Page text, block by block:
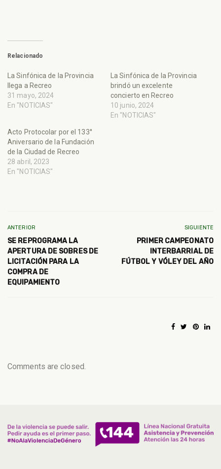
Relacionado
La Sinfónica de la Provincia
llega a Recreo
31 mayo, 2024
En "NOTICIAS"
La Sinfónica de la Provincia
brindó un excelente
concierto en Recreo
10 junio, 2024
En "NOTICIAS"
Acto Protocolar por el 133°
Aniversario de la Fundación
de la Ciudad de Recreo
28 abril, 2023
En "NOTICIAS"
ANTERIOR
SE REPROGRAMA LA
APERTURA DE SOBRES DE
LICITACIÓN PARA LA
COMPRA DE
EQUIPAMIENTO
SIGUIENTE
PRIMER CAMPEONATO
INTERBARRIAL DE
FÚTBOL Y VÓLEY DEL AÑO
Comments are closed.